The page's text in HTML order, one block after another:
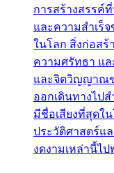
การสร้างสรรค์
และความสำเร็
ในโลก สิ่งก่อสร้
ความศรัทธา แ
และจิตวิญญาณข
ออกเดินทางไป
มีชื่อเสียงที่สุดใ
ประวัติศาสตร์แ
งดงามเหล่านี้ไ